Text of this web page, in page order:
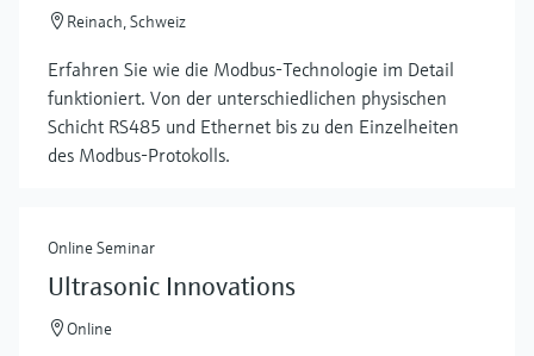
Reinach, Schweiz
Erfahren Sie wie die Modbus-Technologie im Detail
funktioniert. Von der unterschiedlichen physischen
Schicht RS485 und Ethernet bis zu den Einzelheiten
des Modbus-Protokolls.
Online Seminar
Ultrasonic Innovations
Online